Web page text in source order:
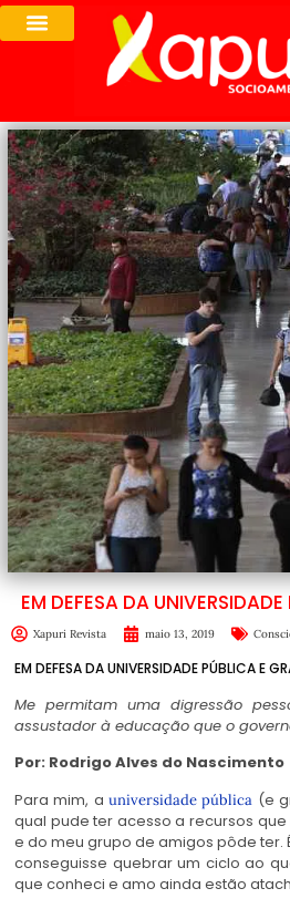
EM DEFESA DA
Xapuri Revista maio 13, 2019
EM DEFESA DA UNIVERSIDADE PÚBLICA E
Me permitam uma digressão
assustador à educação que o
Por: Rodrigo Alves do Nascimento
Para mim, auniversidade pública (e
qual pude ter acesso a recursos
e do meu grupo de amigos pôde ter.
conseguisse quebrar um ciclo ao
que conheci e amo ainda estão